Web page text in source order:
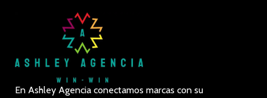
En Ashley Agencia conectamos marcas con su